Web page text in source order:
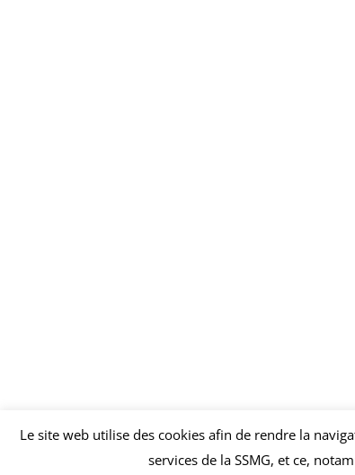
Le site web utilise des cookies afin de rendre la
services de la SSMG, et ce,